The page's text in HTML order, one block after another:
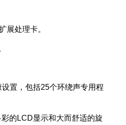
展处理卡。
置，包括25个环绕声专用程
的LCD显示和大而舒适的旋